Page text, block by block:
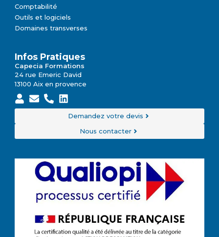
Comptabilité
Outils et logiciels
Domaines transverses
Infos Pratiques
Capecia Formations
24 rue Emeric David
13100 Aix en provence
Demandez votre devis
Nous contacter